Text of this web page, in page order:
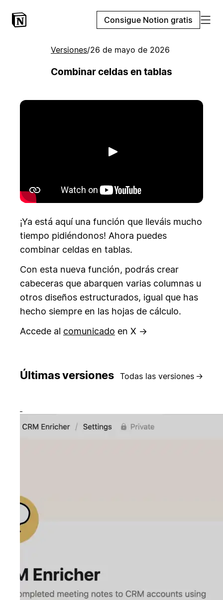
Consigue Notion gratis
Versiones/26 de mayo de 2026
Combinar celdas en tablas
Reproducir
¡Ya está aquí una función que lleváis mucho
tiempo pidiéndonos! Ahora puedes
combinar celdas en tablas.
Con esta nueva función, podrás crear
cabeceras que abarquen varias columnas u
otros diseños estructurados, igual que has
hecho siempre en las hojas de cálculo.
Accede al comunicado en X →
Últimas versiones Todas las versiones →